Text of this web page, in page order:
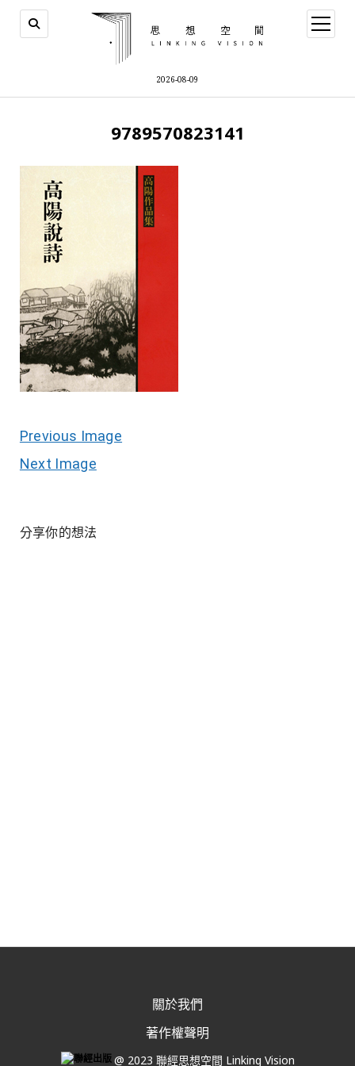
2026-08-09
open
menu
9789570823141
Previous Image
Next Image
分享你的想法
關於我們
著作權聲明
@ 2023 聯經思想空間 Linking Vision